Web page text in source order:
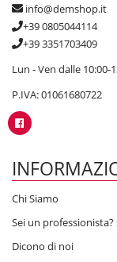
info@demshop.it
+39 0805044114
+39 3351703409
Lun - Ven dalle 10:00-
P.IVA: 01061680722
Chi Siamo
Sei un professionista?
Dicono di noi